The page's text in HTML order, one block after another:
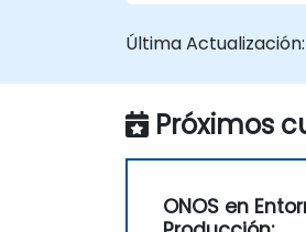
Explorar las
Última Actualización:
Próximos
ONOS en